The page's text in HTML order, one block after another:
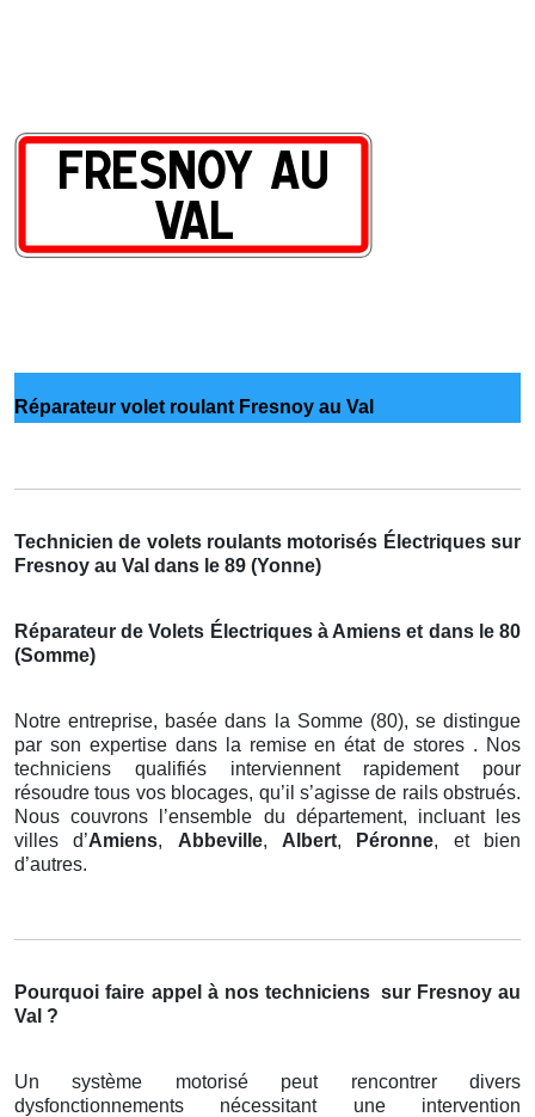
Réparateur volet roulant Fresnoy au Val
Technicien de volets roulants motorisés Électriques sur
Fresnoy au Val dans le 89 (Yonne)
Réparateur de Volets Électriques à Amiens et dans le 80
(Somme)
Notre entreprise, basée dans la Somme (80), se distingue
par son expertise dans la remise en état de stores . Nos
techniciens qualifiés interviennent rapidement pour
résoudre tous vos blocages, qu’il s’agisse de rails obstrués.
Nous couvrons l’ensemble du département, incluant les
villes d’Amiens, Abbeville, Albert, Péronne, et bien
d’autres.
Pourquoi faire appel à nos techniciens sur Fresnoy au
Val ?
Un système motorisé peut rencontrer divers
dysfonctionnements nécessitant une intervention